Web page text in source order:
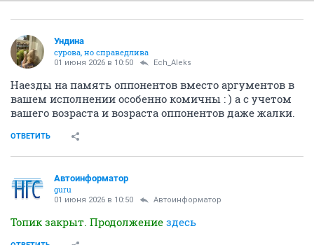
Ундинa
сурова, но справедлива
01 июня 2026 в 10:50 Ech_Aleks
Наезды на память оппонентов вместо аргументов в
вашем исполнении особенно комичны : ) а с учетом
вашего возраста и возраста оппонентов даже жалки.
ОТВЕТИТЬ
Автоинформатор
guru
01 июня 2026 в 10:50 Автоинформатор
Топик закрыт. Продолжение здесь